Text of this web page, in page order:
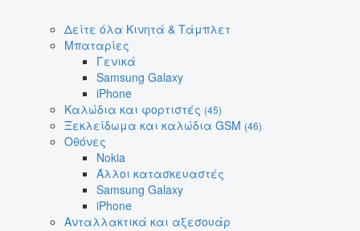
Δείτε όλα Κινητά & Τάμπλετ
Μπαταρίες
Γενικά
Samsung Galaxy
iPhone
Καλώδια και φορτιστές (45)
Ξεκλείδωμα και καλώδια GSM (46)
Οθόνες
Nokia
Άλλοι κατασκευαστές
Samsung Galaxy
iPhone
Ανταλλακτικά και αξεσουάρ